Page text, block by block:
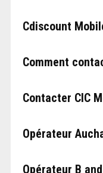
Cdiscount
Comment
Contacter CIC
Opérateur
Opérateur B